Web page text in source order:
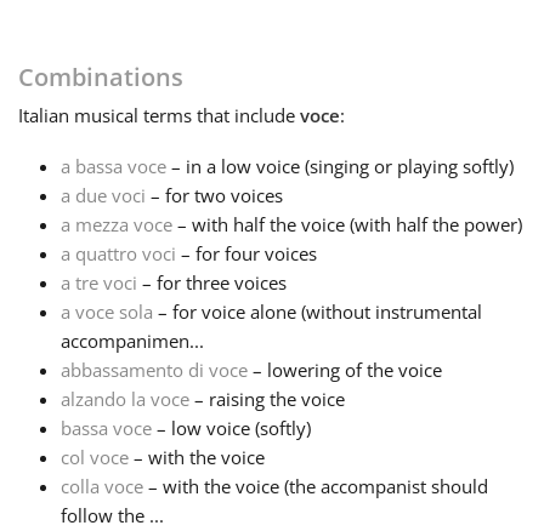
Français
हिन्दी
Italiano
日本語
Polski
Combinations
Italian musical terms that include voce:
a bassa voce – in a low voice (singing or playing softly)
a due voci – for two voices
a mezza voce – with half the voice (with half the power)
a quattro voci – for four voices
a tre voci – for three voices
a voce sola – for voice alone (without instrumental
accompanimen...
abbassamento di voce – lowering of the voice
alzando la voce – raising the voice
bassa voce – low voice (softly)
col voce – with the voice
colla voce – with the voice (the accompanist should
follow the ...